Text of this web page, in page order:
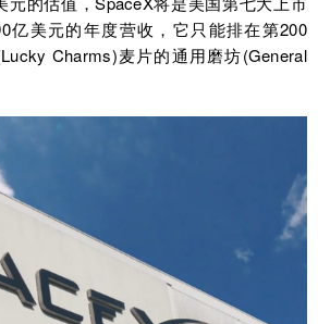
亿美元的年度营收，它只能排在第200
Charms)麦片的通用磨坊(General